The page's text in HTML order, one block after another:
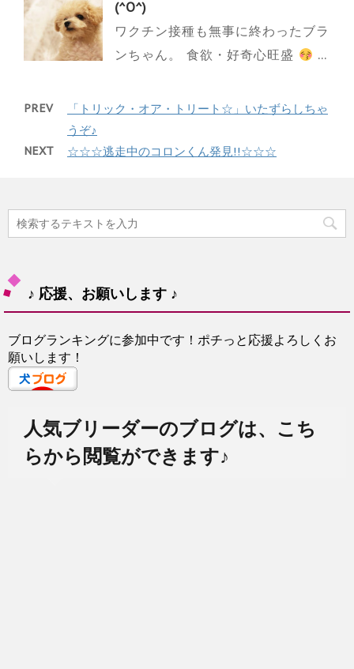
(^O^)
ワクチン接種も無事に終わったブラ
ンちゃん。 食欲・好奇心旺盛
...
PREV
「トリック・オア・トリート☆」いたずらしちゃ
うぞ♪
NEXT ☆☆☆逃走中のコロンくん発見!!☆☆☆
♪ 応援、お願いします ♪
ブログランキングに参加中です！ポチっと応援よろしくお
願いします！
人気ブリーダーのブログは、こち
らから閲覧ができます♪